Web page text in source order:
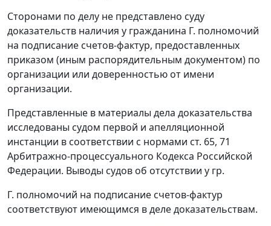
Сторонами по делу не представлено суду
доказательств наличия у гражданина Г. полномочий
на подписание счетов-фактур, предоставленных
приказом (иным распорядительным документом) по
организации или доверенностью от имени
организации.
Представленные в материалы дела доказательства
исследованы судом первой и апелляционной
инстанции в соответствии с нормами ст. 65, 71
Арбитражно-процессуального Кодекса Российской
Федерации. Выводы судов об отсутствии у гр.
Г. полномочий на подписание счетов-фактур
соответствуют имеющимся в деле доказательствам.